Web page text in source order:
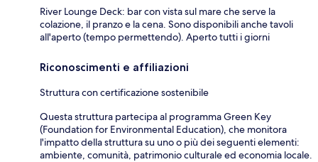
River Lounge Deck: bar con vista sul mare che serve la
colazione, il pranzo e la cena. Sono disponibili anche tavoli
all'aperto (tempo permettendo). Aperto tutti i giorni
Riconoscimenti e affiliazioni
Struttura con certificazione sostenibile
Questa struttura partecipa al programma Green Key
(Foundation for Environmental Education), che monitora
l'impatto della struttura su uno o più dei seguenti elementi:
ambiente, comunità, patrimonio culturale ed economia locale.